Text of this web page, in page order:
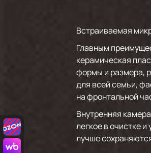
Встраиваемая
Главным
керамическая
формы и размера,
для всей семьи,
на фронтальной
Внутренняя
легкое в очистке
лучше